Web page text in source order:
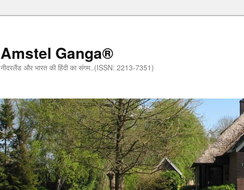
Amstel Ganga®
नीदरलैंड और भारत की हिंदी का संगम..(ISSN: 2213-7351)